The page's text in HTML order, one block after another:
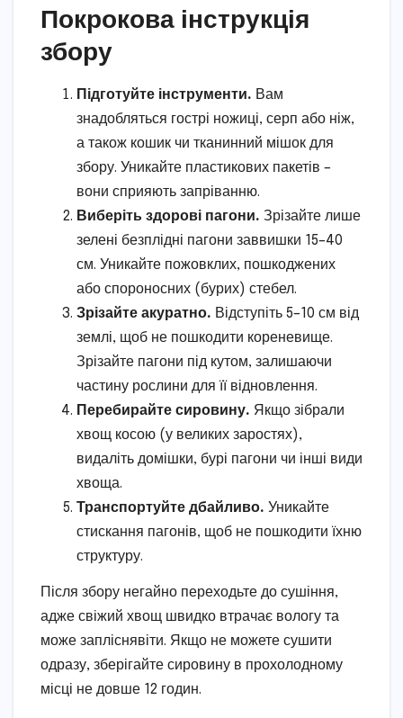
Покрокова інструкція
збору
Підготуйте інструменти. Вам
знадобляться гострі ножиці, серп або ніж,
а також кошик чи тканинний мішок для
збору. Уникайте пластикових пакетів –
вони сприяють запріванню.
Виберіть здорові пагони. Зрізайте лише
зелені безплідні пагони заввишки 15–40
см. Уникайте пожовклих, пошкоджених
або спороносних (бурих) стебел.
Зрізайте акуратно. Відступіть 5–10 см від
землі, щоб не пошкодити кореневище.
Зрізайте пагони під кутом, залишаючи
частину рослини для її відновлення.
Перебирайте сировину. Якщо зібрали
хвощ косою (у великих заростях),
видаліть домішки, бурі пагони чи інші види
хвоща.
Транспортуйте дбайливо. Уникайте
стискання пагонів, щоб не пошкодити їхню
структуру.
Після збору негайно переходьте до сушіння,
адже свіжий хвощ швидко втрачає вологу та
може запліснявіти. Якщо не можете сушити
одразу, зберігайте сировину в прохолодному
місці не довше 12 годин.